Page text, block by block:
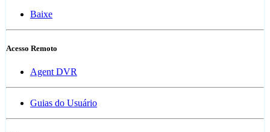
Baixe
Acesso Remoto
Agent DVR
Guias do Usuário